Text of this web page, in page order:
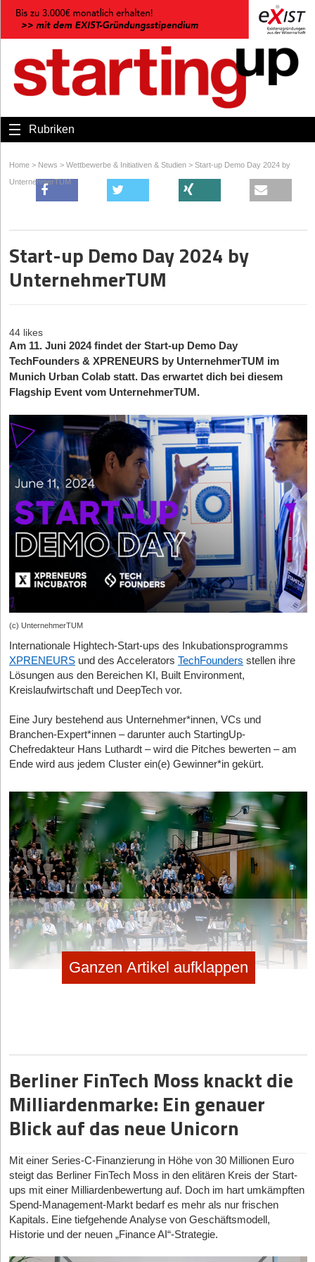
Rubriken
Home > News > Wettbewerbe & Initiativen & Studien > Start-up Demo Day 2024 by
UnternehmerTUM
Start-up Demo Day 2024 by
UnternehmerTUM
44 likes
Am 11. Juni 2024 findet der Start-up Demo Day
TechFounders & XPRENEURS by UnternehmerTUM im
Munich Urban Colab statt. Das erwartet dich bei diesem
Flagship Event vom UnternehmerTUM.
(c) UnternehmerTUM
Internationale Hightech-Start-ups des Inkubationsprogramms
XPRENEURS und des Accelerators TechFounders stellen ihre
Lösungen aus den Bereichen KI, Built Environment,
Kreislaufwirtschaft und DeepTech vor.
Eine Jury bestehend aus Unternehmer*innen, VCs und
Branchen-Expert*innen – darunter auch StartingUp-
Chefredakteur Hans Luthardt – wird die Pitches bewerten – am
Ende wird aus jedem Cluster ein(e) Gewinner*in gekürt.
Und natürlich kommen auch das Networking und Matchmaking
der Teilnehmenden nicht zu kurz!
Wann:11. Juni 2024 – Beginn: 15 Uhr
Was: Start-up Demo DayTechFounders & XPRENEURS by
UnternehmerTUM
Wo: Munich Urban Colab
Hier geht’s zur Agenda des Start-up Demo Day
Hier geht's zu denTickets
Ganzen Artikel aufklappen
Berliner FinTech Moss knackt die
Milliardenmarke: Ein genauer
Blick auf das neue Unicorn
Mit einer Series-C-Finanzierung in Höhe von 30 Millionen Euro
steigt das Berliner FinTech Moss in den elitären Kreis der Start-
ups mit einer Milliardenbewertung auf. Doch im hart umkämpften
Spend-Management-Markt bedarf es mehr als nur frischen
Kapitals. Eine tiefgehende Analyse von Geschäftsmodell,
Historie und der neuen „Finance AI“-Strategie.